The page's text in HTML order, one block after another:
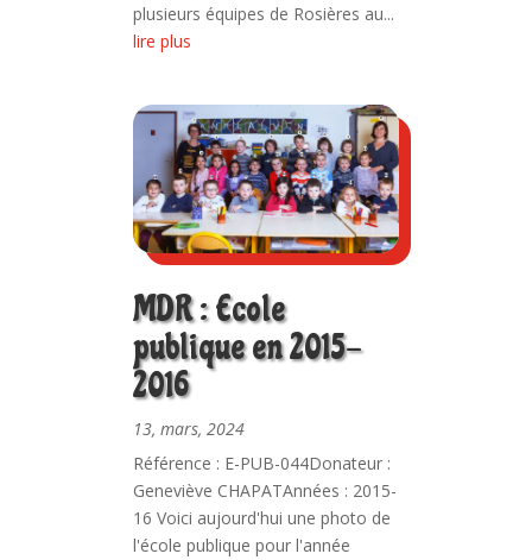
plusieurs équipes de Rosières au...
lire plus
MDR : Ecole
publique en 2015-
2016
13, mars, 2024
Référence : E-PUB-044Donateur :
Geneviève CHAPATAnnées : 2015-
16 Voici aujourd'hui une photo de
l'école publique pour l'année